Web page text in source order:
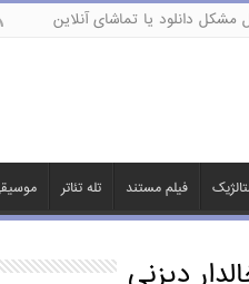
مشکل دانلود یا تماشای آنلاین
فیلم مستند تله تئاتر